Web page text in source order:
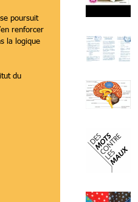
poursuit
renforcer
la logique
du